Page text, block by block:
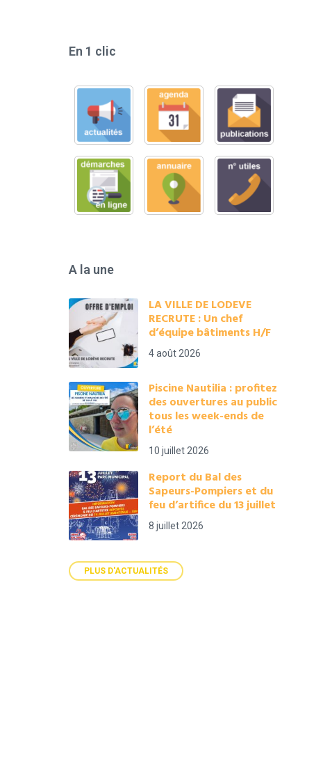
En 1 clic
A la une
LA VILLE DE LODEVE
RECRUTE : Un chef
d’équipe bâtiments H/F
4 août 2026
Piscine Nautilia : profitez
des ouvertures au public
tous les week-ends de
l’été
10 juillet 2026
Report du Bal des
Sapeurs-Pompiers et du
feu d’artifice du 13 juillet
8 juillet 2026
PLUS D'ACTUALITÉS